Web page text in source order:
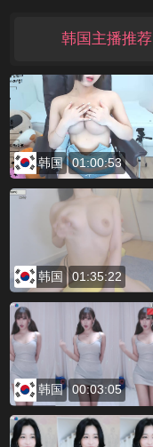
韩国主播推荐
韩国 01:00:53
韩国 01:35:22
韩国 00:03:05